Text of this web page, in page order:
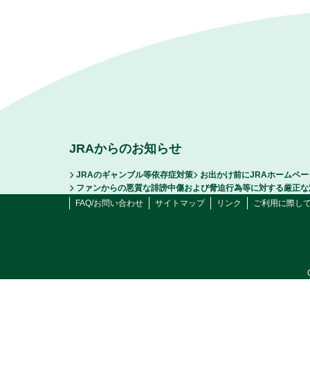
JRAからのお知らせ
JRAのギャンブル等依存症対策
お出かけ前にJRAホームペ
ファンからの悪質な誹謗中傷および脅迫行為等に対する厳正
FAQ/お問い合わせ
サイトマップ リンク ご利用に際し